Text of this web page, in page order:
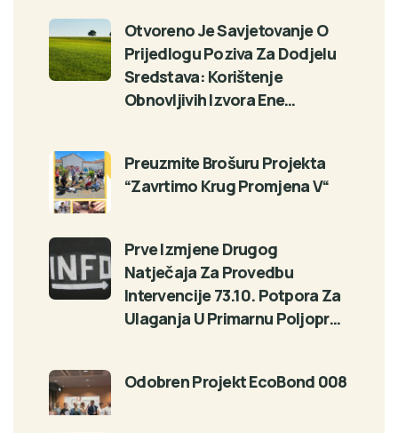
Otvoreno Je Savjetovanje O
Prijedlogu Poziva Za Dodjelu
Sredstava: Korištenje
Obnovljivih Izvora Ene…
Preuzmite Brošuru Projekta
“Zavrtimo Krug Promjena V“
Prve Izmjene Drugog
Natječaja Za Provedbu
Intervencije 73.10. Potpora Za
Ulaganja U Primarnu Poljopr…
Odobren Projekt EcoBond 008